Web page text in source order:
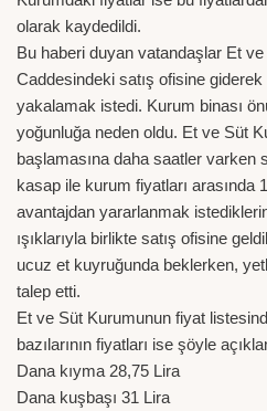
olarak kaydedildi.
Bu haberi duyan vatandaşlar Et
Caddesindeki satış ofisine giderek
yakalamak istedi. Kurum binası
yoğunluğa neden oldu. Et ve Süt
başlamasına daha saatler varken
kasap ile kurum fiyatları arasında
avantajdan yararlanmak
ışıklarıyla birlikte satış ofisine
ucuz et kuyruğunda beklerken,
talep etti.
Et ve Süt Kurumunun fiyat
bazılarının fiyatları ise şöyle
Dana kıyma 28,75 Lira
Dana kuşbaşı 31 Lira